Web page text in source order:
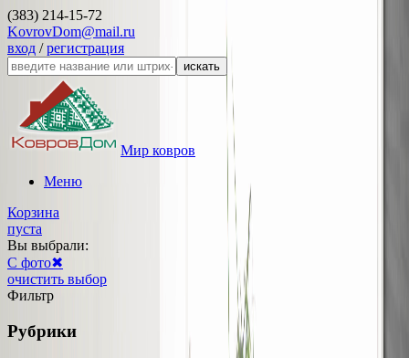
(383) 214-15-72
KovrovDom@mail.ru
вход /регистрация
искать
Мир ковров
Меню
Корзина
пуста
Вы выбрали:
С фото✖
очистить выбор
Фильтр
Рубрики